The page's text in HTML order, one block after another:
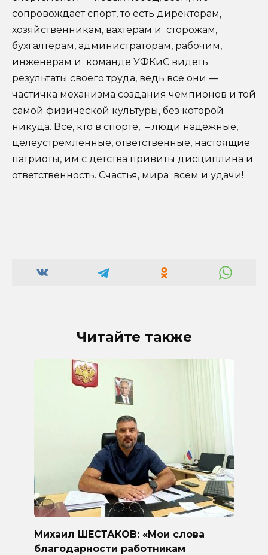
сопровождает спорт, то есть директорам,
хозяйственникам, вахтёрам и сторожам,
бухгалтерам, администраторам, рабочим,
инженерам и команде УФКиС видеть
результаты своего труда, ведь все они —
частичка механизма создания чемпионов и той
самой физической культуры, без которой
никуда. Все, кто в спорте, – люди надёжные,
целеустремлённые, ответственные, настоящие
патриоты, им с детства привиты дисциплина и
ответственность. Счастья, мира всем и удачи!
Читайте также
Михаил ШЕСТАКОВ: «Мои слова
благодарности работникам